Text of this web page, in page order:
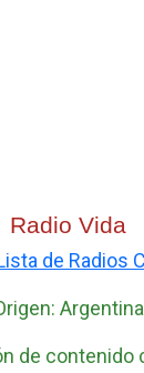
Radio Vida
de Radios
Argentina
de contenido